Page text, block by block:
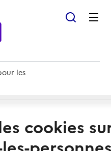
les
par département
cookies